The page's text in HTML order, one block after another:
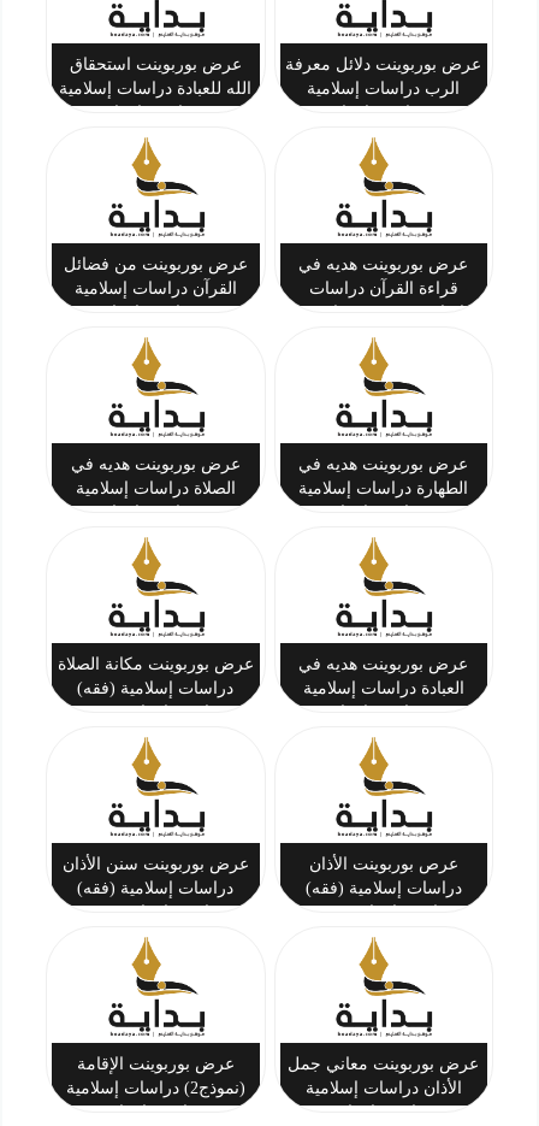
عرض بوربوينت دلائل معرفة
الرب دراسات إسلامية
عرض بوربوينت استحقاق
الله للعبادة دراسات إسلامية
عرض بوربوينت هديه في
قراءة القرآن دراسات
ابتدائي ف1
عرض بوربوينت من فضائل
القرآن دراسات إسلامية
عرض بوربوينت هديه في
الطهارة دراسات إسلامية
عرض بوربوينت هديه في
الصلاة دراسات إسلامية
عرض بوربوينت هديه في
العبادة دراسات إسلامية
عرض بوربوينت مكانة الصلاة
دراسات إسلامية (فقه)
عرص بوربوينت الأذان
دراسات إسلامية (فقه)
عرض بوربوينت سنن الأذان
دراسات إسلامية (فقه)
عرض بوربوينت معاني جمل
الأذان دراسات إسلامية
عرض بوربوينت الإقامة
(نموذج2) دراسات إسلامية